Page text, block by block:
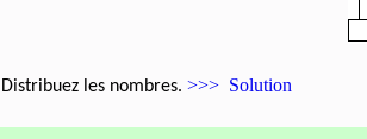
Distribuez les nombres. >>> Solution